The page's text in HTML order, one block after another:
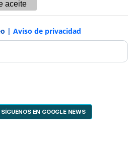
aceite
| Aviso de privacidad
SÍGUENOS EN GOOGLE NEWS